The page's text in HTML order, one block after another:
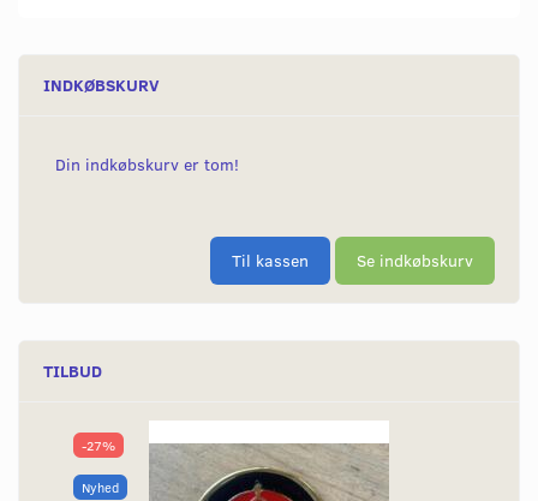
INDKØBSKURV
Din indkøbskurv er tom!
Til kassen Se indkøbskurv
TILBUD
-27%
Nyhed